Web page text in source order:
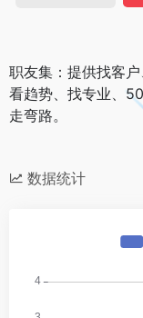
职友集：提供找客
看趋势、找专业、
走弯路。
数据统计